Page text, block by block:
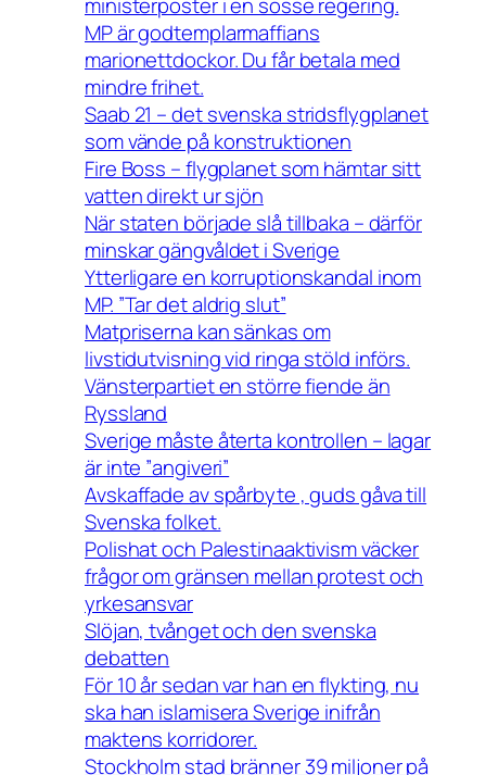
MP är godtemplarmaffians
marionettdockor. Du får betala med
mindre frihet.
Saab 21 – det svenska stridsflygplanet
som vände på konstruktionen
Fire Boss – flygplanet som hämtar sitt
vatten direkt ur sjön
När staten började slå tillbaka – därför
minskar gängvåldet i Sverige
Ytterligare en korruptionskandal inom
MP. ”Tar det aldrig slut”
Matpriserna kan sänkas om
livstidutvisning vid ringa stöld införs.
Vänsterpartiet en större fiende än
Ryssland
Sverige måste återta kontrollen – lagar
är inte ”angiveri”
Avskaffade av spårbyte , guds gåva till
Svenska folket.
Polishat och Palestinaaktivism väcker
frågor om gränsen mellan protest och
yrkesansvar
Slöjan, tvånget och den svenska
debatten
För 10 år sedan var han en flykting, nu
ska han islamisera Sverige inifrån
maktens korridorer.
Stockholm stad bränner 39 miljoner på